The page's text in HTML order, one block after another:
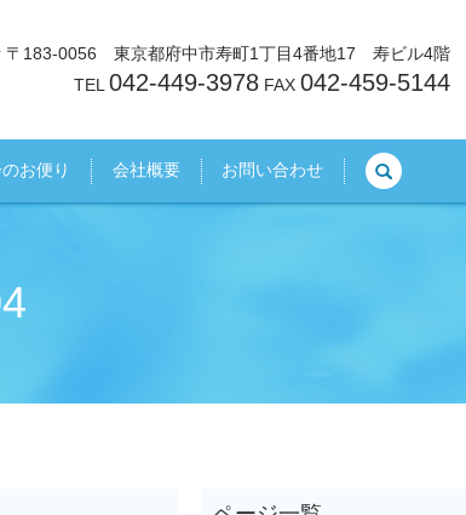
〒183-0056 東京都府中市寿町1丁目4番地17 寿ビル4階
TEL 042-449-3978 FAX 042-459-5144
お便り 会社概要 お問い合わせ